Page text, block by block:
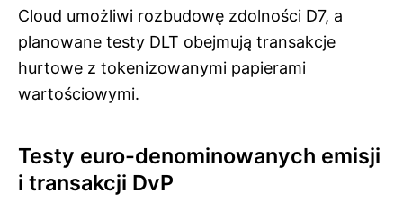
Cloud umożliwi rozbudowę zdolności D7, a
planowane testy DLT obejmują transakcje
hurtowe z tokenizowanymi papierami
wartościowymi.
Testy euro-denominowanych emisji
i transakcji DvP